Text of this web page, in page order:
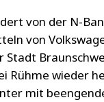
von der N-
von
Stadt
Rühme wieder
mit